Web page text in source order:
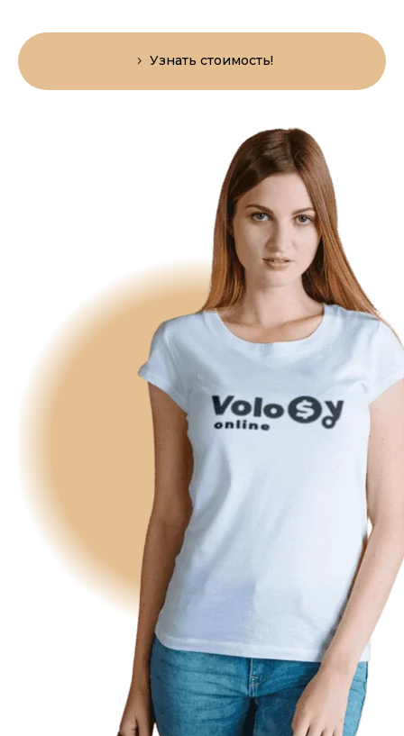
Узнать стоимость!